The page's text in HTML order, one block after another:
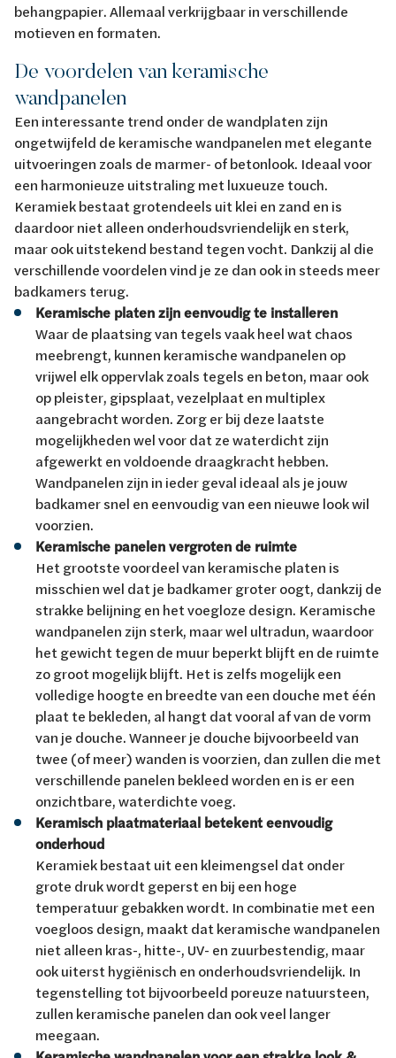
behangpapier. Allemaal verkrijgbaar in verschillende
motieven en formaten.
De voordelen van keramische
wandpanelen
Een interessante trend onder de wandplaten zijn
ongetwijfeld de keramische wandpanelen met elegante
uitvoeringen zoals de marmer- of betonlook. Ideaal voor
een harmonieuze uitstraling met luxueuze touch.
Keramiek bestaat grotendeels uit klei en zand en is
daardoor niet alleen onderhoudsvriendelijk en sterk,
maar ook uitstekend bestand tegen vocht. Dankzij al die
verschillende voordelen vind je ze dan ook in steeds meer
badkamers terug.
Keramische platen zijn eenvoudig te installeren
Waar de plaatsing van tegels vaak heel wat chaos
meebrengt, kunnen keramische wandpanelen op
vrijwel elk oppervlak zoals tegels en beton, maar ook
op pleister, gipsplaat, vezelplaat en multiplex
aangebracht worden. Zorg er bij deze laatste
mogelijkheden wel voor dat ze waterdicht zijn
afgewerkt en voldoende draagkracht hebben.
Wandpanelen zijn in ieder geval ideaal als je jouw
badkamer snel en eenvoudig van een nieuwe look wil
voorzien.
Keramische panelen vergroten de ruimte
Het grootste voordeel van keramische platen is
misschien wel dat je badkamer groter oogt, dankzij de
strakke belijning en het voegloze design. Keramische
wandpanelen zijn sterk, maar wel ultradun, waardoor
het gewicht tegen de muur beperkt blijft en de ruimte
zo groot mogelijk blijft. Het is zelfs mogelijk een
volledige hoogte en breedte van een douche met één
plaat te bekleden, al hangt dat vooral af van de vorm
van je douche. Wanneer je douche bijvoorbeeld van
twee (of meer) wanden is voorzien, dan zullen die met
verschillende panelen bekleed worden en is er een
onzichtbare, waterdichte voeg.
Keramisch plaatmateriaal betekent eenvoudig
onderhoud
Keramiek bestaat uit een kleimengsel dat onder
grote druk wordt geperst en bij een hoge
temperatuur gebakken wordt. In combinatie met een
voegloos design, maakt dat keramische wandpanelen
niet alleen kras-, hitte-, UV- en zuurbestendig, maar
ook uiterst hygiënisch en onderhoudsvriendelijk. In
tegenstelling tot bijvoorbeeld poreuze natuursteen,
zullen keramische panelen dan ook veel langer
meegaan.